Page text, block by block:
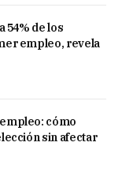
54% de los
empleo, revela
cómo
sin afectar